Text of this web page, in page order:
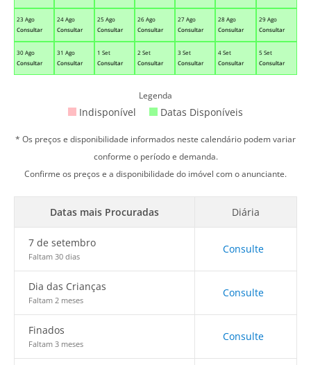
23 Ago
Consultar
24 Ago
Consultar
25 Ago
Consultar
26 Ago
Consultar
27 Ago
Consultar
28 Ago
Consultar
29 Ago
Consultar
30 Ago
Consultar
31 Ago
Consultar
1 Set
Consultar
2 Set
Consultar
3 Set
Consultar
4 Set
Consultar
5 Set
Consultar
Legenda
Indisponível Datas Disponíveis
* Os preços e disponibilidade informados neste calendário podem variar
conforme o período e demanda.
Confirme os preços e a disponibilidade do imóvel com o anunciante.
Datas mais Procuradas Diária
7 de setembro
Faltam 30 dias
Consulte
Dia das Crianças
Faltam 2 meses
Consulte
Finados
Faltam 3 meses
Consulte